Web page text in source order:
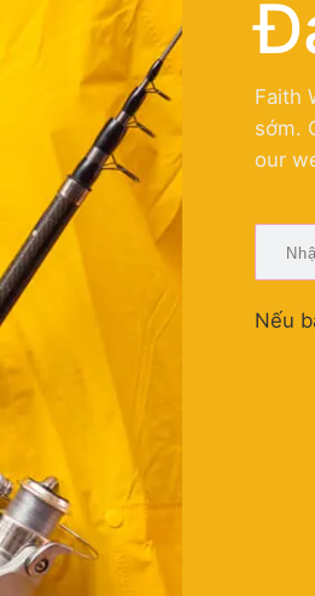
Faith
sớm.
our
Nếu